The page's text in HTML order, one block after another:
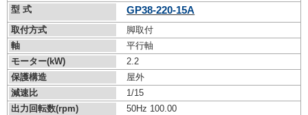
型 式
GP38-220-15A
取付方式
脚取付
軸
平行軸
モーター(kW)
2.2
保護構造
屋外
減速比
1/15
出力回転数(rpm)
50Hz 100.00